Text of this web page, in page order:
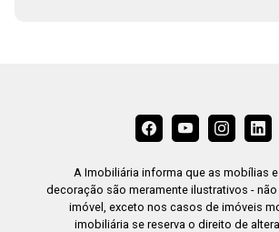
A Imobiliária informa que as mobílias
decoração são meramente ilustrativos -
imóvel, exceto nos casos de imóveis
imobiliária se reserva o direito de